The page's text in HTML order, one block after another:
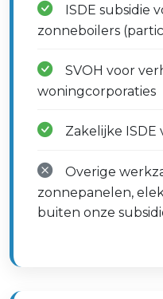
ISDE subsidie
zonneboilers
SVOH voor
woningcorporaties
Zakelijke
Overige
zonnepanelen,
buiten onze